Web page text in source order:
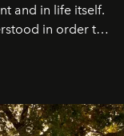
and in life itself.
in order to
which not
irresistible
modestly, without